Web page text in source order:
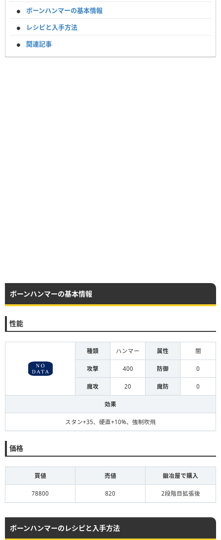
ボーンハンマーの基本情報
レシピと入手方法
関連記事
ボーンハンマーの基本情報
性能
種類 ハンマー 属性 闇
攻撃 400 防御 0
魔攻 20 魔防 0
効果
スタン+35、硬直+10%、強制吹飛
価格
買値 売値 鍛冶屋で購入
78800 820 2段階目拡張後
ボーンハンマーのレシピと入手方法